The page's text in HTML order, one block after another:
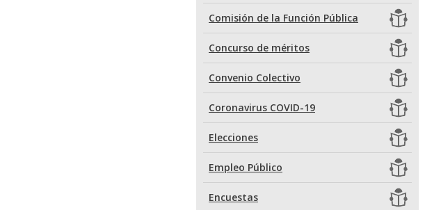
Comisión de la Función Pública
Concurso de méritos
Convenio Colectivo
Coronavirus COVID-19
Elecciones
Empleo Público
Encuestas